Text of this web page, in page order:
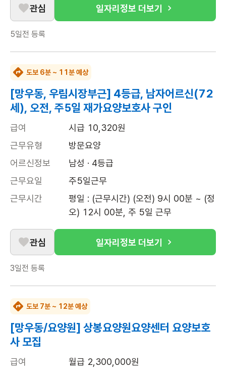
관심 일자리정보 더보기
5일전 등록
도보 6분 ~ 11분 예상
[망우동, 우림시장부근] 4등급, 남자어르신(72
세), 오전, 주5일 재가요양보호사 구인
급여
시급 10,320원
근무유형
방문요양
어르신정보
남성 · 4등급
근무요일
주5일근무
근무시간
평일 : (근무시간) (오전) 9시 00분 ~ (정
오) 12시 00분, 주 5일 근무
관심 일자리정보 더보기
3일전 등록
도보 7분 ~ 12분 예상
[망우동/요양원] 상봉요양원요양센터 요양보호
사 모집
급여
월급 2,300,000원